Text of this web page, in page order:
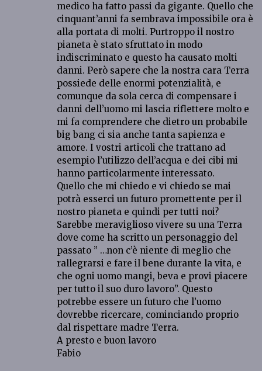
medico ha fatto passi da gigante. Quello che
cinquant’anni fa sembrava impossibile ora è
alla portata di molti. Purtroppo il nostro
pianeta è stato sfruttato in modo
indiscriminato e questo ha causato molti
danni. Però sapere che la nostra cara Terra
possiede delle enormi potenzialità, e
comunque da sola cerca di compensare i
danni dell’uomo mi lascia riflettere molto e
mi fa comprendere che dietro un probabile
big bang ci sia anche tanta sapienza e
amore. I vostri articoli che trattano ad
esempio l’utilizzo dell’acqua e dei cibi mi
hanno particolarmente interessato.
Quello che mi chiedo e vi chiedo se mai
potrà esserci un futuro promettente per il
nostro pianeta e quindi per tutti noi?
Sarebbe meraviglioso vivere su una Terra
dove come ha scritto un personaggio del
passato ” …non c’è niente di meglio che
rallegrarsi e fare il bene durante la vita, e
che ogni uomo mangi, beva e provi piacere
per tutto il suo duro lavoro”. Questo
potrebbe essere un futuro che l’uomo
dovrebbe ricercare, cominciando proprio
dal rispettare madre Terra.
A presto e buon lavoro
Fabio